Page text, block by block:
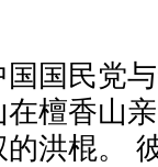
国国民党
在檀香山
洪棍。